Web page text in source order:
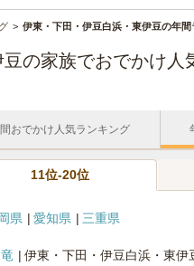
伊東・下田・伊豆白浜・東伊豆の年間
の家族でおでかけ人
おでかけ人気ランキング
11位-20位
県 愛知県 三重県
伊東・下田・伊豆白浜・東伊